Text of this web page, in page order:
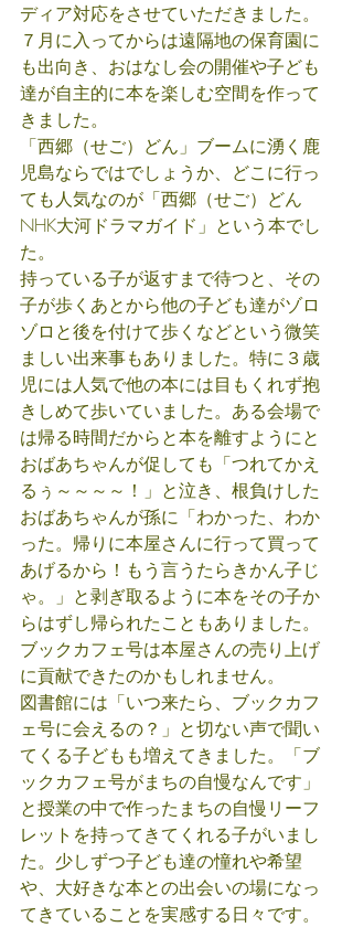
ディア対応をさせていただきました。
７月に入ってからは遠隔地の保育園に
も出向き、おはなし会の開催や子ども
達が自主的に本を楽しむ空間を作って
きました。
「西郷（せご）どん」ブームに湧く鹿
児島ならではでしょうか、どこに行っ
ても人気なのが「西郷（せご）どん
NHK大河ドラマガイド」という本でし
た。
持っている子が返すまで待つと、その
子が歩くあとから他の子ども達がゾロ
ゾロと後を付けて歩くなどという微笑
ましい出来事もありました。特に３歳
児には人気で他の本には目もくれず抱
きしめて歩いていました。ある会場で
は帰る時間だからと本を離すようにと
おばあちゃんが促しても「つれてかえ
るぅ～～～～！」と泣き、根負けした
おばあちゃんが孫に「わかった、わか
った。帰りに本屋さんに行って買って
あげるから！もう言うたらきかん子じ
ゃ。」と剥ぎ取るように本をその子か
らはずし帰られたこともありました。
ブックカフェ号は本屋さんの売り上げ
に貢献できたのかもしれません。
図書館には「いつ来たら、ブックカフ
ェ号に会えるの？」と切ない声で聞い
てくる子どもも増えてきました。「ブ
ックカフェ号がまちの自慢なんです」
と授業の中で作ったまちの自慢リーフ
レットを持ってきてくれる子がいまし
た。少しずつ子ども達の憧れや希望
や、大好きな本との出会いの場になっ
てきていることを実感する日々です。